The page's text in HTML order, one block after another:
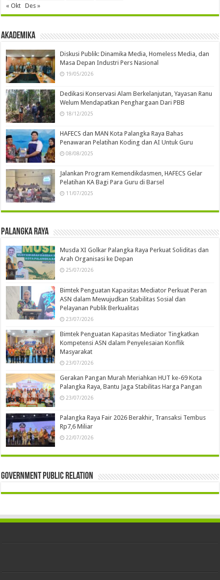
« Okt
Des »
Akademika
Diskusi Publik: Dinamika Media, Homeless Media, dan
Masa Depan Industri Pers Nasional
19/05/2026
Dedikasi Konservasi Alam Berkelanjutan, Yayasan Ranu
Welum Mendapatkan Penghargaan Dari PBB
18/12/2025
HAFECS dan MAN Kota Palangka Raya Bahas
Penawaran Pelatihan Koding dan AI Untuk Guru
08/08/2025
Jalankan Program Kemendikdasmen, HAFECS Gelar
Pelatihan KA Bagi Para Guru di Barsel
11/07/2025
Palangka Raya
Musda XI Golkar Palangka Raya Perkuat Soliditas dan
Arah Organisasi ke Depan
25/07/2026
Bimtek Penguatan Kapasitas Mediator Perkuat Peran
ASN dalam Mewujudkan Stabilitas Sosial dan
Pelayanan Publik Berkualitas
23/07/2026
Bimtek Penguatan Kapasitas Mediator Tingkatkan
Kompetensi ASN dalam Penyelesaian Konflik
Masyarakat
23/07/2026
Gerakan Pangan Murah Meriahkan HUT ke-69 Kota
Palangka Raya, Bantu Jaga Stabilitas Harga Pangan
23/07/2026
Palangka Raya Fair 2026 Berakhir, Transaksi Tembus
Rp7,6 Miliar
22/07/2026
Government Public Relation